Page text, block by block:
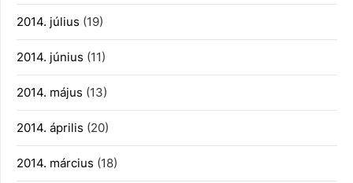
2014. július (19)
2014. június (11)
2014. május (13)
2014. április (20)
2014. március (18)